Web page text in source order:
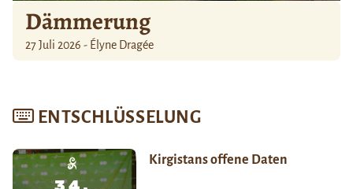
Dämmerung
27 Juli 2026 - Élyne Dragée
ENTSCHLÜSSELUNG
Kirgistans offene Daten